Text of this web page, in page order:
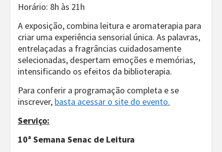
Horário: 8h às 21h
A exposição, combina leitura e aromaterapia para
criar uma experiência sensorial única. As palavras,
entrelaçadas a fragrâncias cuidadosamente
selecionadas, despertam emoções e memórias,
intensificando os efeitos da biblioterapia.
Para conferir a programação completa e se
inscrever, basta acessar o site do evento.
Serviço:
10ª Semana Senac de Leitura